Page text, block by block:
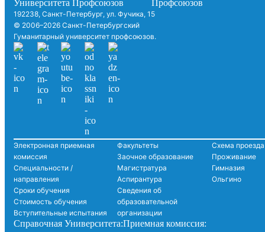
192238, Санкт-Петербург, ул. Фучика, 15
© 2006–2026 Санкт-Петербургский
Гуманитарный университет профсоюзов.
Электронная приемная
комиссия
Специальности /
направления
Сроки обучения
Стоимость обучения
Вступительные испытания
Факультеты
Заочное образование
Магистратура
Аспирантура
Сведения об
образовательной
организации
Схема проезда
Проживание
Гимназия
Ольгино
Справочная Университета:Приемная комиссия: